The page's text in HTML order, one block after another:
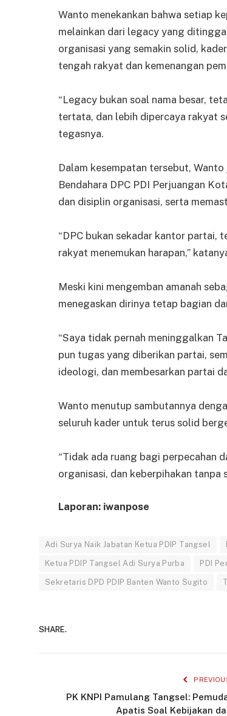
Wanto menekankan bahwa setiap
melainkan dari legacy yang
organisasi yang semakin solid,
tengah rakyat dan kemenangan
“Legacy bukan soal nama besar,
tertata, dan lebih dipercaya rakyat
tegasnya.
Dalam kesempatan tersebut,
Bendahara DPC PDI Perjuangan
dan disiplin organisasi, serta
“DPC bukan sekadar kantor partai,
rakyat menemukan harapan,”
Meski kini mengemban amanah
menegaskan dirinya tetap bagian
“Saya tidak pernah meninggalkan
pun tugas yang diberikan partai,
ideologi, dan membesarkan partai
Wanto menutup sambutannya
seluruh kader untuk terus solid
“Tidak ada ruang bagi perpecahan
organisasi, dan keberpihakan tanpa
Laporan: iwanpose
Adi Surya Naik Jabatan Ketua PDIP Tangsel
Ketua PDIP Tangsel Adi Surya Purba PDI
Sekretaris DPD PDIP Banten Wanto Sugito
SHARE.
PK KNPI Pamulang Tangsel:
Apatis Soal Kebijakan